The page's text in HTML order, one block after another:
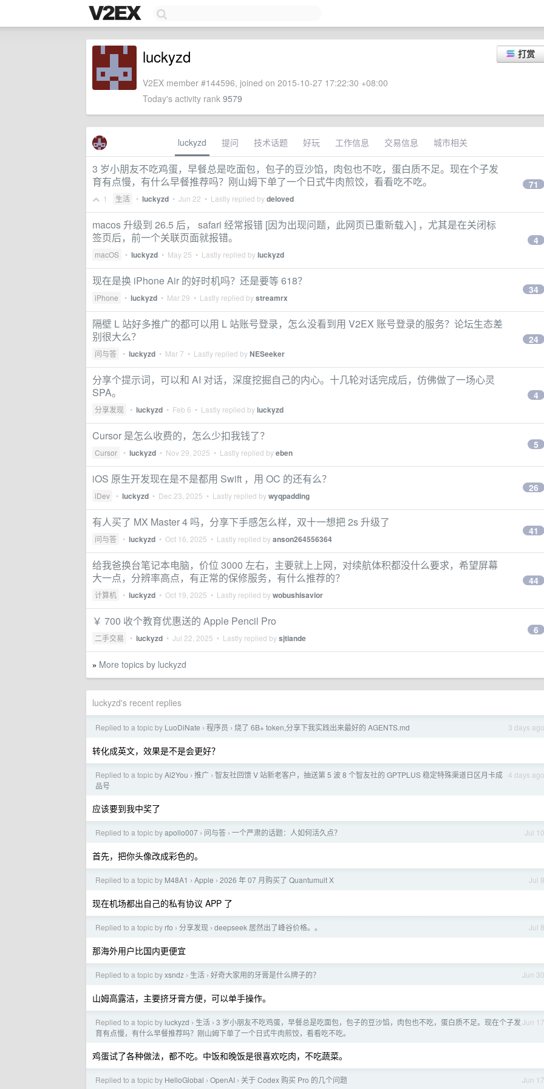
打赏
luckyzd
V2EX member #144596, joined on 2015-10-27 17:22:30 +08:00
Today's activity rank 9579
luckyzd 提问 技术话题 好玩 工作信息 交易信息 城市相关
3 岁小朋友不吃鸡蛋，早餐总是吃面包，包子的豆沙馅，肉包也不吃，蛋白质不足。现在个子发
育有点慢，有什么早餐推荐吗？刚山姆下单了一个日式牛肉煎饺，看看吃不吃。
1 生活 • luckyzd • Jun 22 • Lastly replied bydeloved
71
macos 升级到 26.5 后， safari 经常报错 [因为出现问题，此网页已重新载入] ，尤其是在关闭标
签页后，前一个关联页面就报错。
macOS • luckyzd • May 25 • Lastly replied byluckyzd
4
现在是换 iPhone Air 的好时机吗？还是要等 618？
iPhone • luckyzd • Mar 29 • Lastly replied bystreamrx
34
隔壁 L 站好多推广的都可以用 L 站账号登录，怎么没看到用 V2EX 账号登录的服务？论坛生态差
别很大么？
问与答 • luckyzd • Mar 7 • Lastly replied byNESeeker
24
分享个提示词，可以和 AI 对话，深度挖掘自己的内心。十几轮对话完成后，仿佛做了一场心灵
SPA。
分享发现 • luckyzd • Feb 6 • Lastly replied byluckyzd
4
Cursor 是怎么收费的，怎么少扣我钱了？
Cursor • luckyzd • Nov 29, 2025 • Lastly replied byeben
5
iOS 原生开发现在是不是都用 Swift ，用 OC 的还有么？
iDev • luckyzd • Dec 23, 2025 • Lastly replied bywyqpadding
26
有人买了 MX Master 4 吗，分享下手感怎么样，双十一想把 2s 升级了
问与答 • luckyzd • Oct 16, 2025 • Lastly replied byanson264556364
41
给我爸换台笔记本电脑，价位 3000 左右，主要就上上网，对续航体积都没什么要求，希望屏幕
大一点，分辨率高点，有正常的保修服务，有什么推荐的？
计算机 • luckyzd • Oct 19, 2025 • Lastly replied bywobushisavior
44
￥ 700 收个教育优惠送的 Apple Pencil Pro
二手交易 • luckyzd • Jul 22, 2025 • Lastly replied bysjtiande
6
» More topics by luckyzd
luckyzd's recent replies
3 days ago
Replied to a topic by LuoDiNate › 程序员 › 烧了 6B+ token,分享下我实践出来最好的 AGENTS.md
转化成英文，效果是不是会更好？
4 days ago
Replied to a topic byAi2You › 推广 › 智友社回馈 V 站新老客户，抽送第 5 波 8 个智友社的 GPTPLUS 稳定特殊渠道日区月卡成
品号
应该要到我中奖了
Jul 10
Replied to a topic byapollo007 › 问与答 › 一个严肃的话题：人如何活久点？
首先，把你头像改成彩色的。
Jul 8
Replied to a topic by M48A1 › Apple › 2026 年 07 月购买了 Quantumult X
现在机场都出自己的私有协议 APP 了
Jul 8
Replied to a topic by rfo › 分享发现 › deepseek 居然出了峰谷价格。。
那海外用户比国内更便宜
Jun 30
Replied to a topic byxsndz › 生活 › 好奇大家用的牙膏是什么牌子的？
山姆高露洁，主要挤牙膏方便，可以单手操作。
Jun 17
Replied to a topic by luckyzd › 生活 › 3 岁小朋友不吃鸡蛋，早餐总是吃面包，包子的豆沙馅，肉包也不吃，蛋白质不足。现在个子发
育有点慢，有什么早餐推荐吗？刚山姆下单了一个日式牛肉煎饺，看看吃不吃。
鸡蛋试了各种做法，都不吃。中饭和晚饭是很喜欢吃肉，不吃蔬菜。
Jun 17
Replied to a topic by HelloGlobal › OpenAI › 关于 Codex 购买 Pro 的几个问题